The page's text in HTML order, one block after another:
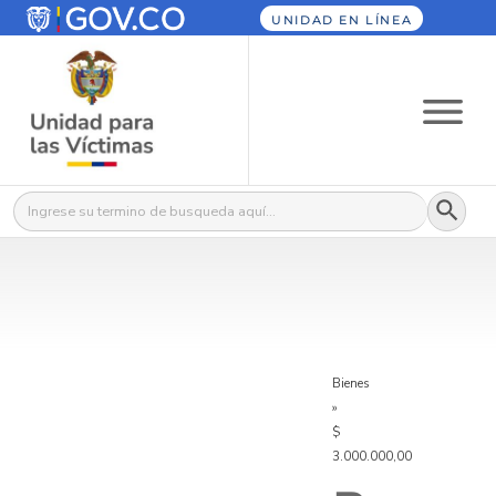
UNIDAD EN LÍNEA
Buscar: Botón
Bienes
»
$
3.000.000,00